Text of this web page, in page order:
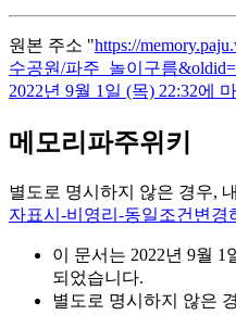
원본 주소 "https://
수공원/파주_놀이구름
2022년 9월 1일 (목) 22:32에
메모리파주위키
별도로 명시하지 않은 경우,
자표시-비영리-동일조건변경
이 문서는 2022년 9월 1
되었습니다.
별도로 명시하지 않은